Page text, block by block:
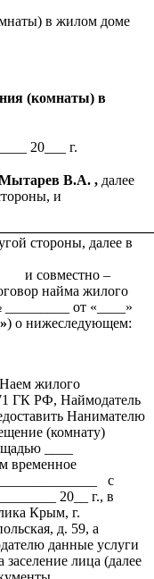
в жилом доме
(комнаты) в
20___ г.
Мытарев В.А. , далее
и
стороны, далее в
–
найма жилого
от «____»
) о нижеследующем:
жилого
ГК РФ, Наймодатель
Нанимателю
(комнату)
____
временное
с
20__ г., в
Крым, г.
д. 59, а
данные услуги
лица (далее